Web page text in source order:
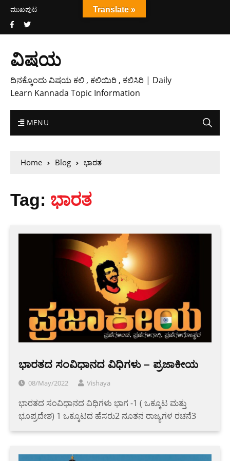
ಮುಖಪುಟ
ವಿಷಯ
ದಿನಕ್ಕೊಂದು ವಿಷಯ ಕಲಿ , ಕಲಿಯಿರಿ , ಕಲಿಸಿರಿ | Daily
Learn Kannada Topic Information
MENU
Home Blog ಭಾರತ
Tag: ಭಾರತ
ಭಾರತದ ಸಂವಿಧಾನದ ವಿಧಿಗಳು – ಪ್ರಜಾಕೀಯ
08/May/2022 Vishaya
ಭಾರತದ ಸಂವಿಧಾನದ ವಿಧಿಗಳು ಭಾಗ -1 ( ಒಕ್ಕೂಟ ಮತ್ತು
ಭೂಪ್ರದೇಶ) 1 ಒಕ್ಕೂಟದ ಹೆಸರು2 ನೂತನ ರಾಜ್ಯಗಳ ರಚನೆ3
Translate »